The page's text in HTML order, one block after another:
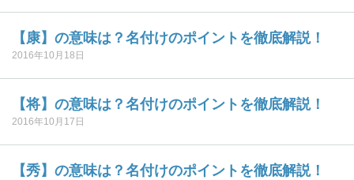
【康】の意味は？名付けのポイントを徹底解説！
2016年10月18日
【将】の意味は？名付けのポイントを徹底解説！
2016年10月17日
【秀】の意味は？名付けのポイントを徹底解説！